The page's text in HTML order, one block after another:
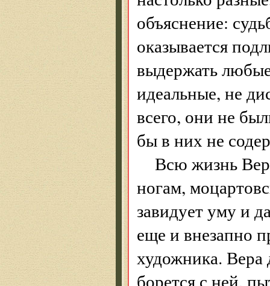
объяснение:
оказывается
выдержать
идеальные, не
всего, они не
бы в них не
Всю жизнь
ногам,
завидует уму и
еще и внезапно
художника.
борется с ней,